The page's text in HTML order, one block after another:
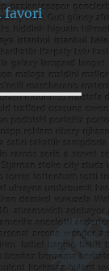
favori